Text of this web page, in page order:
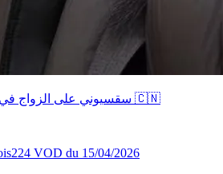
whereisemma09 - سقسيوني على الزواج في الصين 🇨🇳